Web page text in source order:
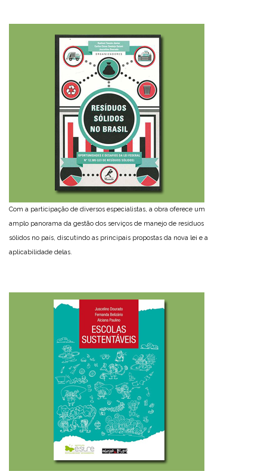
Com a participação de diversos especialistas, a obra oferece um
amplo panorama da gestão dos serviços de manejo de resíduos
sólidos no país, discutindo as principais propostas da nova lei e a
aplicabilidade delas.